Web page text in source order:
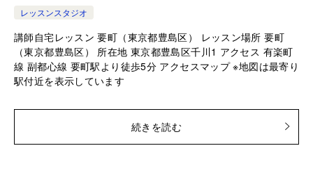
レッスンスタジオ
講師自宅レッスン 要町（東京都豊島区） レッスン場所 要町
（東京都豊島区） 所在地 東京都豊島区千川1 アクセス 有楽町
線 副都心線 要町駅より徒歩5分 アクセスマップ ※地図は最寄り
駅付近を表示しています
続きを読む